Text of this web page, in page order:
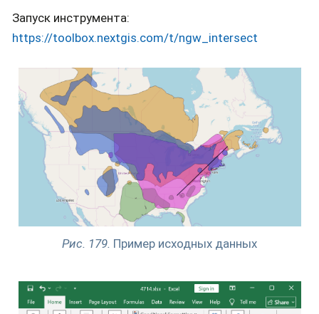
Запуск инструмента:
https://toolbox.nextgis.com/t/ngw_intersect
Рис. 179. Пример исходных данных